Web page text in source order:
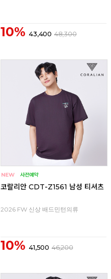
10% 43,400 48,300
코랄리안 CDT-Z1561 남성 티셔츠
2026 FW 신상 배드민턴의류
10% 41,500 46,200